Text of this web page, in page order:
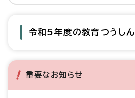
令和5年度の教育つうしん
重要なお知らせ